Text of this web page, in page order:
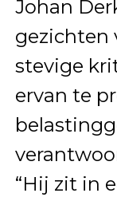
Johan
gezichten
stevige
ervan te
“Hij zit in